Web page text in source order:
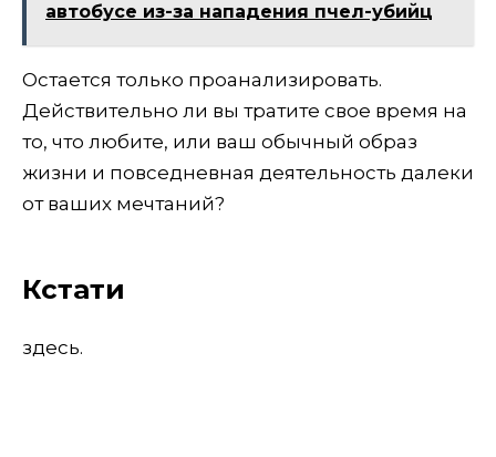
автобусе из-за нападения пчел-убийц
Остается только проанализировать.
Действительно ли вы тратите свое время на
то, что любите, или ваш обычный образ
жизни и повседневная деятельность далеки
от ваших мечтаний?
Кстати
здесь.